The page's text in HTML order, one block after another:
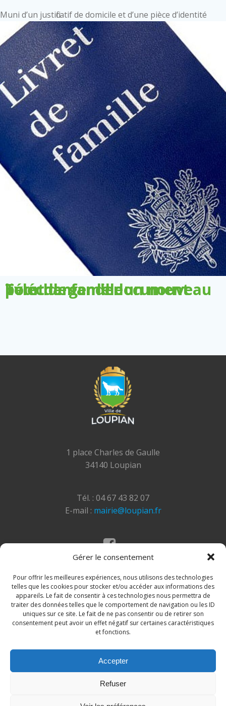
Gérer le consentement
Pour offrir les meilleures expériences, nous utilisons des technologies
telles que les cookies pour stocker et/ou accéder aux informations des
appareils. Le fait de consentir à ces technologies nous permettra de
traiter des données telles que le comportement de navigation ou les ID
uniques sur ce site. Le fait de ne pas consentir ou de retirer son
consentement peut avoir un effet négatif sur certaines caractéristiques
et fonctions.
Accepter
Refuser
Muni d’un justificatif de domicile et d’une pièce d’identité
Télécharger le document pour demander un nouveau livret de famille
1 place Charles de Gaulle
34140 Loupian
Tél. : 04 67 43 82 07
E-mail : mairie@loupian.fr
© 2026 Site de la commune de Loupian. Un service
proposé parComm'un Site